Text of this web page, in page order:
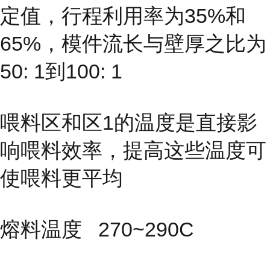
定值，行程利用率为35%和
65%，模件流长与壁厚之比为
50: 1到100: 1
喂料区和区1的温度是直接影
响喂料效率，提高这些温度可
使喂料更平均
熔料温度 270~290C